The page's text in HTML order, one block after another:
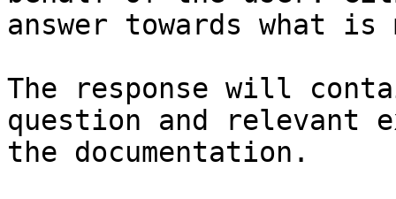
answer towards what
The response will
question and relevant
the documentation.